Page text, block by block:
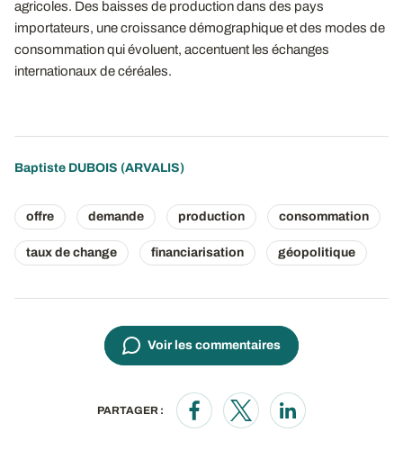
agricoles. Des baisses de production dans des pays
importateurs, une croissance démographique et des modes de
consommation qui évoluent, accentuent les échanges
internationaux de céréales.
Baptiste DUBOIS (ARVALIS)
offre demande production consommation
taux de change financiarisation géopolitique
Voir les commentaires
PARTAGER :
Opens in a new window
Opens in a new window
Opens in a new